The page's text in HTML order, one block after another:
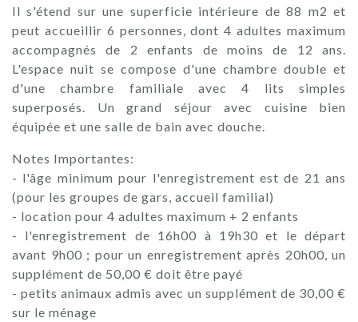
Il s'étend sur une superficie intérieure de 88 m2 et
peut accueillir 6 personnes, dont 4 adultes maximum
accompagnés de 2 enfants de moins de 12 ans.
L'espace nuit se compose d'une chambre double et
d'une chambre familiale avec 4 lits simples
superposés. Un grand séjour avec cuisine bien
équipée et une salle de bain avec douche.
Notes Importantes:
- l'âge minimum pour l'enregistrement est de 21 ans
(pour les groupes de gars, accueil familial)
- location pour 4 adultes maximum + 2 enfants
- l'enregistrement de 16h00 à 19h30 et le départ
avant 9h00 ; pour un enregistrement après 20h00, un
supplément de 50,00 € doit être payé
- petits animaux admis avec un supplément de 30,00 €
sur le ménage